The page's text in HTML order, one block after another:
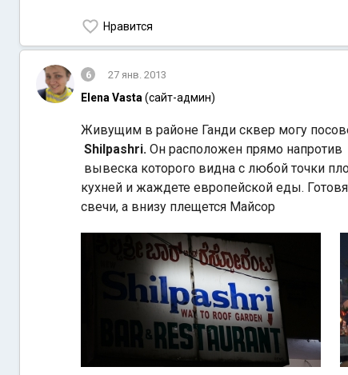
Нравится
6 27 янв. 2013
Elena Vasta (сайт-админ)
Живущим в районе Ганди сквер могу
Shilpashri. Он расположен прямо напротив
вывеска которого видна с любой точки
кухней и жаждете европейской еды.
свечи, а внизу плещется Майсор